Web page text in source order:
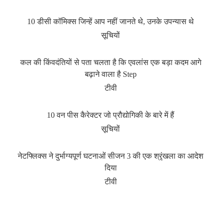
10 डीसी कॉमिक्स जिन्हें आप नहीं जानते थे, उनके उपन्यास थे
सूचियों
कल की किंवदंतियों से पता चलता है कि एवलांस एक बड़ा कदम आगे
बढ़ाने वाला है Step
टीवी
10 वन पीस कैरेक्टर जो प्रौद्योगिकी के बारे में हैं
सूचियों
नेटफ्लिक्स ने दुर्भाग्यपूर्ण घटनाओं सीजन 3 की एक श्रृंखला का आदेश
दिया
टीवी